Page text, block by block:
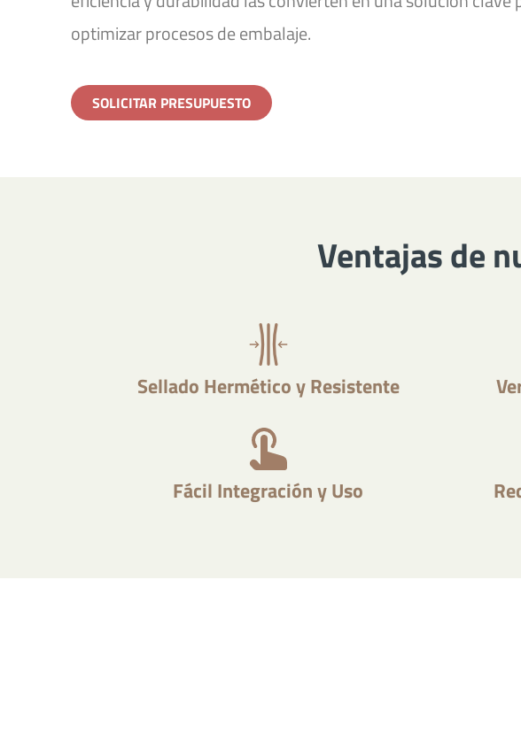
optimizar procesos de embalaje.
SOLICITAR PRESUPUESTO
Ventajas de
Sellado Hermético y Resistente
Fácil Integración y Uso